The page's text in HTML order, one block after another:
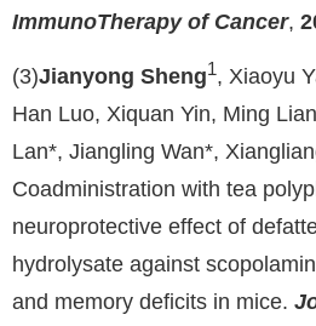
ImmunoTherapy of Cancer,
(3)Jianyong Sheng1, Xiaoyu
Han Luo, Xiquan Yin, Ming
Lan*, Jiangling Wan*,
Coadministration with tea
neuroprotective effect of
hydrolysate against
and memory deficits in mice.